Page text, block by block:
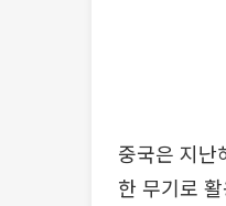
중국은 지난
한 무기로